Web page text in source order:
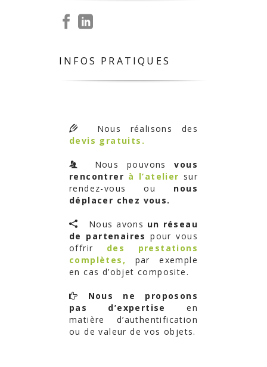
INFOS PRATIQUES
Nous réalisons des
devis gratuits.
Nous pouvonsvous
rencontrer à l’atelier sur
rendez-vous ou nous
déplacer chez vous.
Nous avons un réseau
de partenairespour vous
offrir des prestations
complètes,
par exemple
en cas d’objet composite.
Nous ne proposons
pas d’expertiseen
matière d’authentification
ou de valeur de vos objets.